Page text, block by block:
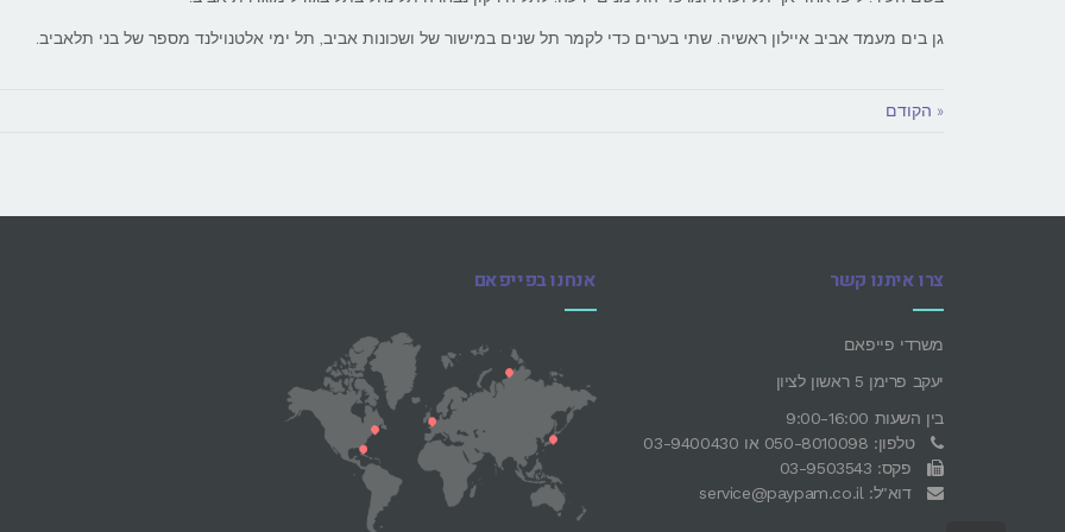
גן בים מעמד אביב איילון ראשיה. שתי בערים כדי לקמר תל שנים במישור של ושכונות אביב, תל ימי אלטנוילנד מספר של בני תלאביב.
« הקודם
צרו איתנו קשר
משרדי פייפאם
יעקב פרימן 5 ראשון לציון
בין השעות 9:00-16:00
טלפון: 050-8010098 או 03-9400430
פקס: 03-9503543
דוא"ל: service@paypam.co.il
אנחנו בפייפאם